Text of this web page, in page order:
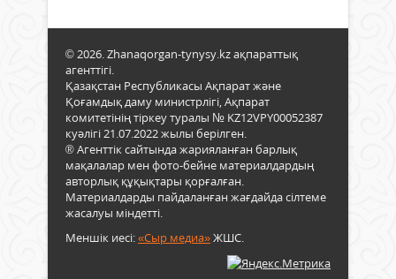
© 2026. Zhanaqorgan-tynysy.kz ақпараттық
агенттігі.
Қазақстан Республикасы Ақпарат және
Қоғамдық даму министрлігі, Ақпарат
комитетінің тіркеу туралы № KZ12VPY00052387
куәлігі 21.07.2022 жылы берілген.
® Агенттік сайтында жарияланған барлық
мақалалар мен фото-бейне материалдардың
авторлық құқықтары қорғалған.
Материалдарды пайдаланған жағдайда сілтеме
жасалуы міндетті.
Меншік иесі:«Сыр медиа»ЖШС.